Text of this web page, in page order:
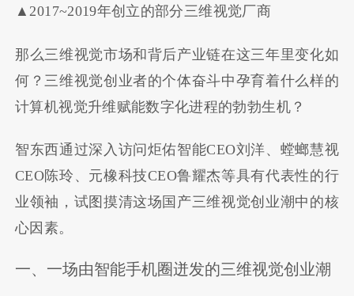
▲2017~2019年创立的部分三维视觉厂商
那么三维视觉市场和背后产业链在这三年里变化如
何？三维视觉创业者的个体奋斗中孕育着什么样的
计算机视觉升维赋能数字化进程的勃勃生机？
智东西通过深入访问炬佑智能CEO刘洋、螳螂慧视
CEO陈玲、元橡科技CEO鲁耀杰等具有代表性的行
业领袖，试图摸清这场国产三维视觉创业潮中的核
心因素。
一、一场由智能手机圈迸发的三维视觉创业潮